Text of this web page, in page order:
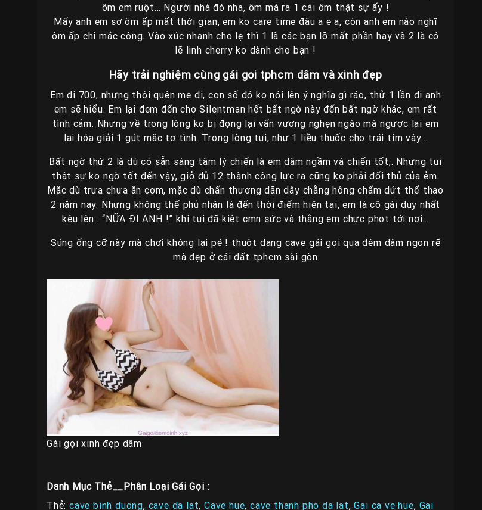
ôm em ruột… Người nhà đó nha, ôm mà ra 1 cái ôm thật sự ấy !
Mấy anh em sợ ôm ấp mất thời gian, em ko care time đâu a e ạ, còn anh em nào nghĩ
ôm ấp chi mắc công. Vào xúc nhanh cho lẹ thì 1 là các bạn lỡ mất phần hay và 2 là có
lẽ linh cherry ko dành cho bạn !
Hãy trải nghiệm cùng gái goi tphcm dâm và xinh đẹp
Em đi 700, nhưng thôi quên mẹ đi, con số đó ko nói lên ý nghĩa gì ráo, thử 1 lần đi anh
em sẽ hiểu. Em lại đem đến cho Silentman hết bất ngờ này đến bất ngờ khác, em rất
tình cảm. Nhưng về trong lòng ko bị đọng lại vấn vương nghẹn ngào mà ngược lại em
lại hóa giải 1 gút mắc tơ tình. Trong lòng tui, như 1 liều thuốc cho trái tim vậy…
Bất ngờ thứ 2 là dù có sẵn sàng tâm lý chiến là em dâm ngầm và chiến tốt,. Nhưng tui
thật sự ko ngờ tốt đến vậy, giở đủ 12 thành công lực ra cũng ko phải đối thủ của ẻm.
Mặc dù trưa chưa ăn cơm, mặc dù chấn thương dãn dây chằng hông chấm dứt thể thao
2 năm nay. Nhưng không thể phủ nhận là đến thời điểm hiện tại, em là cô gái duy nhất
kêu lên : “NỮA ĐI ANH !” khi tui đã kiệt cmn sức và thằng em chực phọt tới nơi…
Súng ống cỡ này mà chơi không lại pé ! thuột dạng cave gái gọi qua đêm dâm ngon rẽ
mà đẹp ở cái đất tphcm sài gòn
Gái gọi xinh đẹp dâm
Danh Mục Thẻ__Phân Loại Gái Gọi :
Thẻ: cave binh duong, cave da lat,Cave hue,cave thanh pho da lat,Gai ca ve hue, Gai